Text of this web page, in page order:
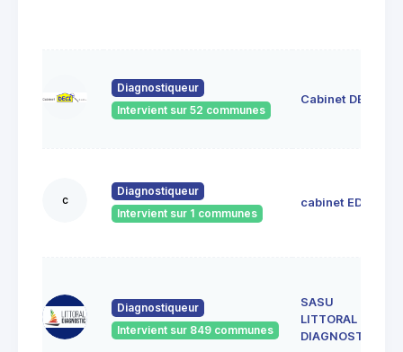
Diagnostiqueur
Intervient sur 52 communes
Cabinet DECI
c
Diagnostiqueur
Intervient sur 1 communes
cabinet EDIL
Diagnostiqueur
Intervient sur 849 communes
SASU
LITTORAL
DIAGNOSTIC